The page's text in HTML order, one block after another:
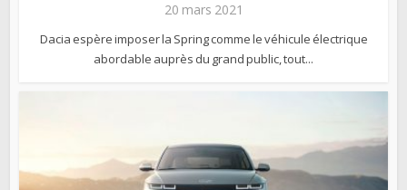
20 mars 2021
Dacia espère imposer la Spring comme le véhicule électrique
abordable auprès du grand public, tout...